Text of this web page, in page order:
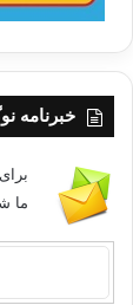
خبرنامه
ما